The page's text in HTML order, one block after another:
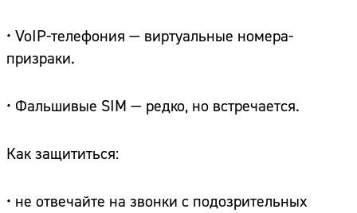
• VoIP-телефония — виртуальные номера-
призраки.
• Фальшивые SIM — редко, но встречается.
Как защититься:
• не отвечайте на звонки с подозрительных